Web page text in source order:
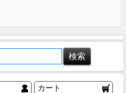
カート